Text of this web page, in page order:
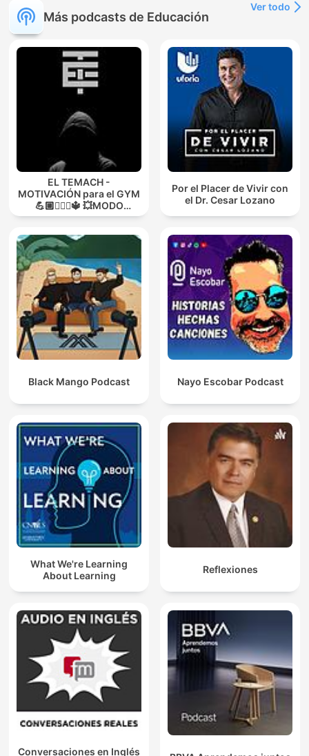
Más podcasts de Educación
Ver todo
EL TEMACH -
MOTIVACIÓN para el GYM
💪🏼🏋🏻‍♀🔱 💥MODO
GUERRA💥
Por el Placer de Vivir con
el Dr. Cesar Lozano
Black Mango Podcast Nayo Escobar Podcast
What We're Learning
About Learning
Reflexiones
Conversaciones en Inglés